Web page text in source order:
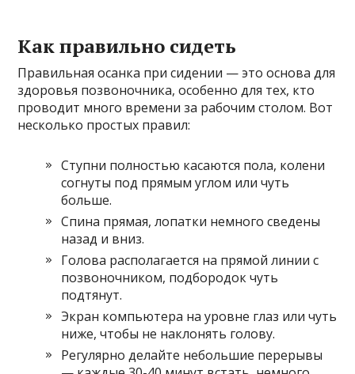
Как правильно сидеть
Правильная осанка при сидении — это основа для
здоровья позвоночника, особенно для тех, кто
проводит много времени за рабочим столом. Вот
несколько простых правил:
Ступни полностью касаются пола, колени
согнуты под прямым углом или чуть
больше.
Спина прямая, лопатки немного сведены
назад и вниз.
Голова располагается на прямой линии с
позвоночником, подбородок чуть
подтянут.
Экран компьютера на уровне глаз или чуть
ниже, чтобы не наклонять голову.
Регулярно делайте небольшие перерывы